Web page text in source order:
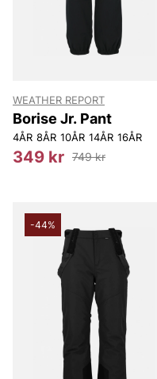
WEATHER REPORT
Borise Jr. Pant
4ÅR 8ÅR 10ÅR 14ÅR 16ÅR
349 kr 749 kr
-44%